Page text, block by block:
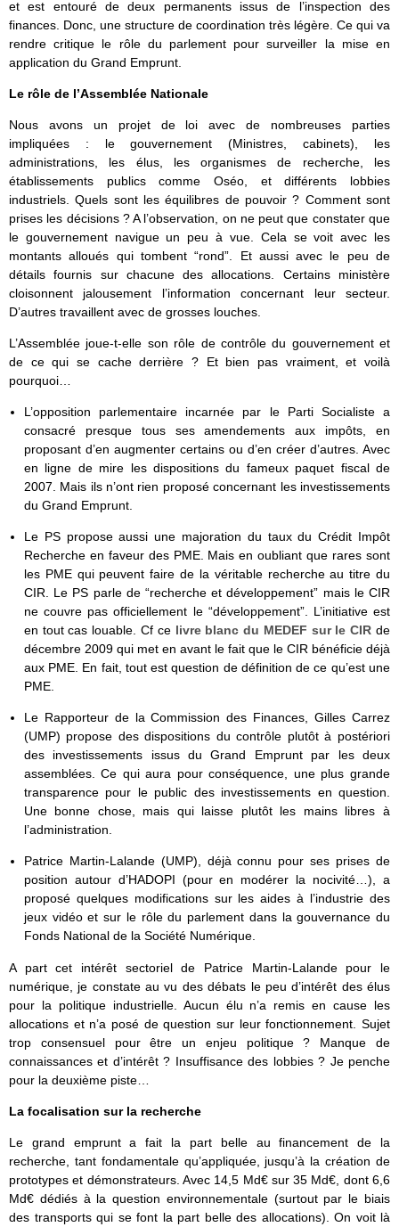
et est entouré de deux permanents issus de l’inspection des
finances. Donc, une structure de coordination très légère. Ce qui va
rendre critique le rôle du parlement pour surveiller la mise en
application du Grand Emprunt.
Le rôle de l’Assemblée Nationale
Nous avons un projet de loi avec de nombreuses parties
impliquées : le gouvernement (Ministres, cabinets), les
administrations, les élus, les organismes de recherche, les
établissements publics comme Oséo, et différents lobbies
industriels. Quels sont les équilibres de pouvoir ? Comment sont
prises les décisions ? A l’observation, on ne peut que constater que
le gouvernement navigue un peu à vue. Cela se voit avec les
montants alloués qui tombent “rond”. Et aussi avec le peu de
détails fournis sur chacune des allocations. Certains ministère
cloisonnent jalousement l’information concernant leur secteur.
D’autres travaillent avec de grosses louches.
L’Assemblée joue-t-elle son rôle de contrôle du gouvernement et
de ce qui se cache derrière ? Et bien pas vraiment, et voilà
pourquoi…
L’opposition parlementaire incarnée par le Parti Socialiste a
consacré presque tous ses amendements aux impôts, en
proposant d’en augmenter certains ou d’en créer d’autres. Avec
en ligne de mire les dispositions du fameux paquet fiscal de
2007. Mais ils n’ont rien proposé concernant les investissements
du Grand Emprunt.
Le PS propose aussi une majoration du taux du Crédit Impôt
Recherche en faveur des PME. Mais en oubliant que rares sont
les PME qui peuvent faire de la véritable recherche au titre du
CIR. Le PS parle de “recherche et développement” mais le CIR
ne couvre pas officiellement le “développement”. L’initiative est
en tout cas louable. Cf ce livre blanc du MEDEF sur le CIR de
décembre 2009 qui met en avant le fait que le CIR bénéficie déjà
aux PME. En fait, tout est question de définition de ce qu’est une
PME.
Le Rapporteur de la Commission des Finances, Gilles Carrez
(UMP) propose des dispositions du contrôle plutôt à postériori
des investissements issus du Grand Emprunt par les deux
assemblées. Ce qui aura pour conséquence, une plus grande
transparence pour le public des investissements en question.
Une bonne chose, mais qui laisse plutôt les mains libres à
l’administration.
Patrice Martin-Lalande (UMP), déjà connu pour ses prises de
position autour d’HADOPI (pour en modérer la nocivité…), a
proposé quelques modifications sur les aides à l’industrie des
jeux vidéo et sur le rôle du parlement dans la gouvernance du
Fonds National de la Société Numérique.
A part cet intérêt sectoriel de Patrice Martin-Lalande pour le
numérique, je constate au vu des débats le peu d’intérêt des élus
pour la politique industrielle. Aucun élu n’a remis en cause les
allocations et n’a posé de question sur leur fonctionnement. Sujet
trop consensuel pour être un enjeu politique ? Manque de
connaissances et d’intérêt ? Insuffisance des lobbies ? Je penche
pour la deuxième piste…
La focalisation sur la recherche
Le grand emprunt a fait la part belle au financement de la
recherche, tant fondamentale qu’appliquée, jusqu’à la création de
prototypes et démonstrateurs. Avec 14,5 Md€ sur 35 Md€, dont 6,6
Md€ dédiés à la question environnementale (surtout par le biais
des transports qui se font la part belle des allocations). On voit là